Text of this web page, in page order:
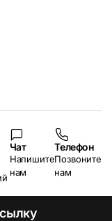
Чат
Напишите
нам
Телефон
Позвоните
нам